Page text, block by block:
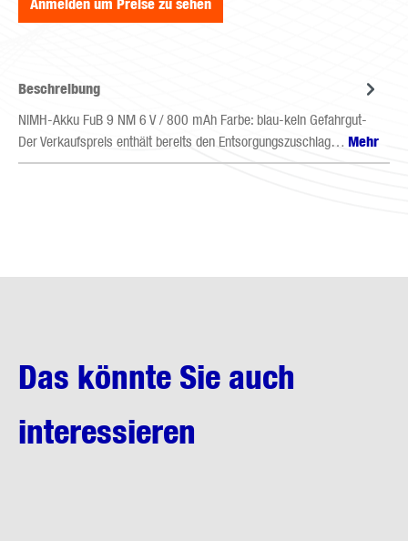
Anmelden um Preise zu sehen
Beschreibung
NiMH-Akku FuB 9 NM 6 V / 800 mAh Farbe: blau-kein Gefahrgut-
Der Verkaufspreis enthält bereits den Entsorgungszuschlag… Mehr
Das könnte Sie auch
interessieren